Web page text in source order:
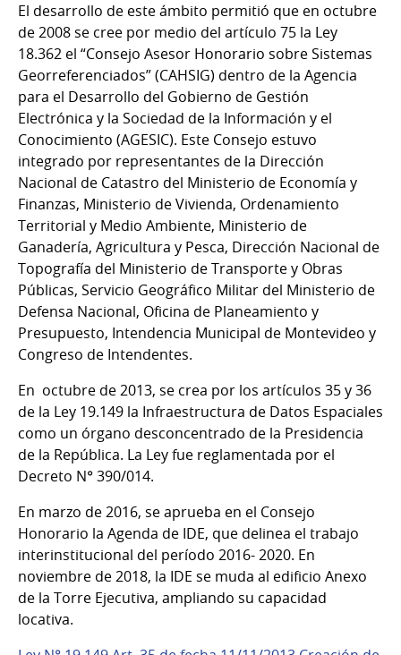
El desarrollo de este ámbito permitió que en octubre
de 2008 se cree por medio del artículo 75 la Ley
18.362 el “Consejo Asesor Honorario sobre Sistemas
Georreferenciados” (CAHSIG) dentro de la Agencia
para el Desarrollo del Gobierno de Gestión
Electrónica y la Sociedad de la Información y el
Conocimiento (AGESIC). Este Consejo estuvo
integrado por representantes de la Dirección
Nacional de Catastro del Ministerio de Economía y
Finanzas, Ministerio de Vivienda, Ordenamiento
Territorial y Medio Ambiente, Ministerio de
Ganadería, Agricultura y Pesca, Dirección Nacional de
Topografía del Ministerio de Transporte y Obras
Públicas, Servicio Geográfico Militar del Ministerio de
Defensa Nacional, Oficina de Planeamiento y
Presupuesto, Intendencia Municipal de Montevideo y
Congreso de Intendentes.
En octubre de 2013, se crea por los artículos 35 y 36
de la Ley 19.149 la Infraestructura de Datos Espaciales
como un órgano desconcentrado de la Presidencia
de la República. La Ley fue reglamentada por el
Decreto N° 390/014.
En marzo de 2016, se aprueba en el Consejo
Honorario la Agenda de IDE, que delinea el trabajo
interinstitucional del período 2016- 2020. En
noviembre de 2018, la IDE se muda al edificio Anexo
de la Torre Ejecutiva, ampliando su capacidad
locativa.